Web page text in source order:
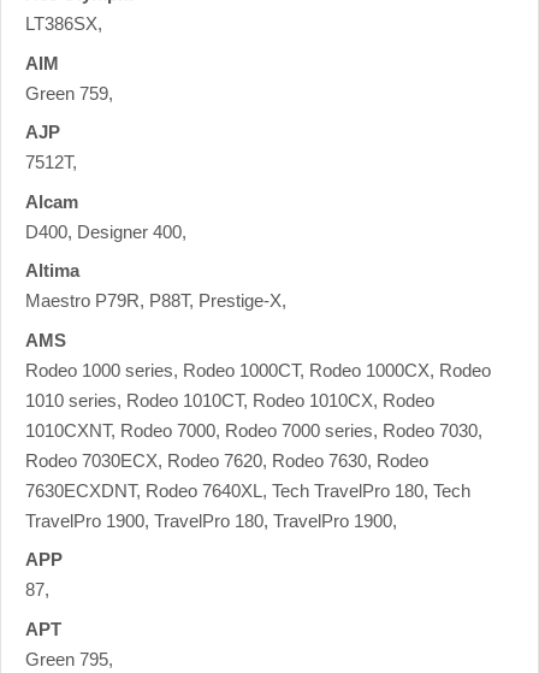
LT386SX,
AIM
Green 759,
AJP
7512T,
Alcam
D400, Designer 400,
Altima
Maestro P79R, P88T, Prestige-X,
AMS
Rodeo 1000 series, Rodeo 1000CT, Rodeo 1000CX, Rodeo
1010 series, Rodeo 1010CT, Rodeo 1010CX, Rodeo
1010CXNT, Rodeo 7000, Rodeo 7000 series, Rodeo 7030,
Rodeo 7030ECX, Rodeo 7620, Rodeo 7630, Rodeo
7630ECXDNT, Rodeo 7640XL, Tech TravelPro 180, Tech
TravelPro 1900, TravelPro 180, TravelPro 1900,
APP
87,
APT
Green 795,